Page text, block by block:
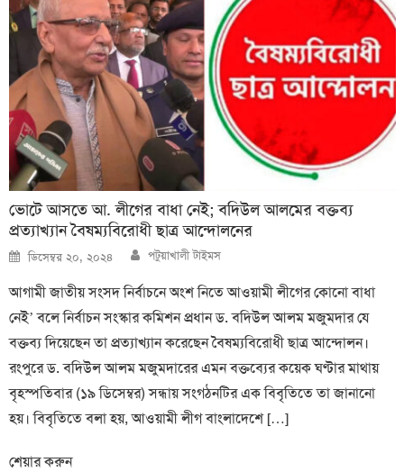
ভোটে আসতে আ. লীগের বাধা নেই; বদিউল আলমের বক্তব্য
প্রত্যাখ্যান বৈষম্যবিরোধী ছাত্র আন্দোলনের
Posted
on
ডিসেম্বর ২০, ২০২৪ Author
পটুয়াখালী টাইমস
আগামী জাতীয় সংসদ নির্বাচনে অংশ নিতে আওয়ামী লীগের কোনো বাধা
নেই’ বলে নির্বাচন সংস্কার কমিশন প্রধান ড. বদিউল আলম মজুমদার যে
বক্তব্য দিয়েছেন তা প্রত্যাখ্যান করেছেন বৈষম্যবিরোধী ছাত্র আন্দোলন।
রংপুরে ড. বদিউল আলম মজুমদারের এমন বক্তব্যের কয়েক ঘণ্টার মাথায়
বৃহস্পতিবার (১৯ ডিসেম্বর) সন্ধায় সংগঠনটির এক বিবৃতিতে তা জানানো
হয়। বিবৃতিতে বলা হয়, আওয়ামী লীগ বাংলাদেশে […]
শেয়ার করুন